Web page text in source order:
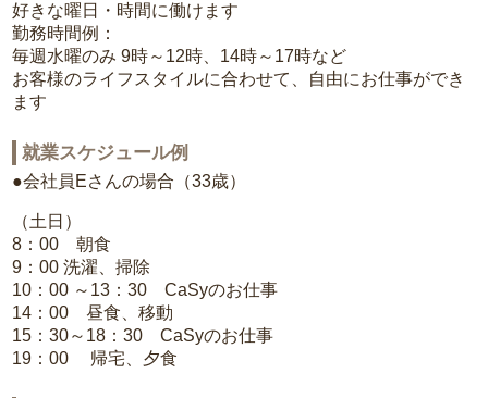
好きな曜日・時間に働けます
勤務時間例：
毎週水曜のみ 9時～12時、14時～17時など
お客様のライフスタイルに合わせて、自由にお仕事ができ
ます
就業スケジュール例
●会社員Eさんの場合（33歳）
（土日）
8：00 朝食
9：00 洗濯、掃除
10：00 ～13：30 CaSyのお仕事
14：00 昼食、移動
15：30～18：30 CaSyのお仕事
19：00 帰宅、夕食